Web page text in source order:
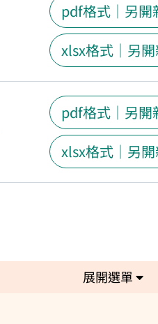
pdf格式｜另開
xlsx格式｜另
pdf格式｜另開
xlsx格式｜另
選單